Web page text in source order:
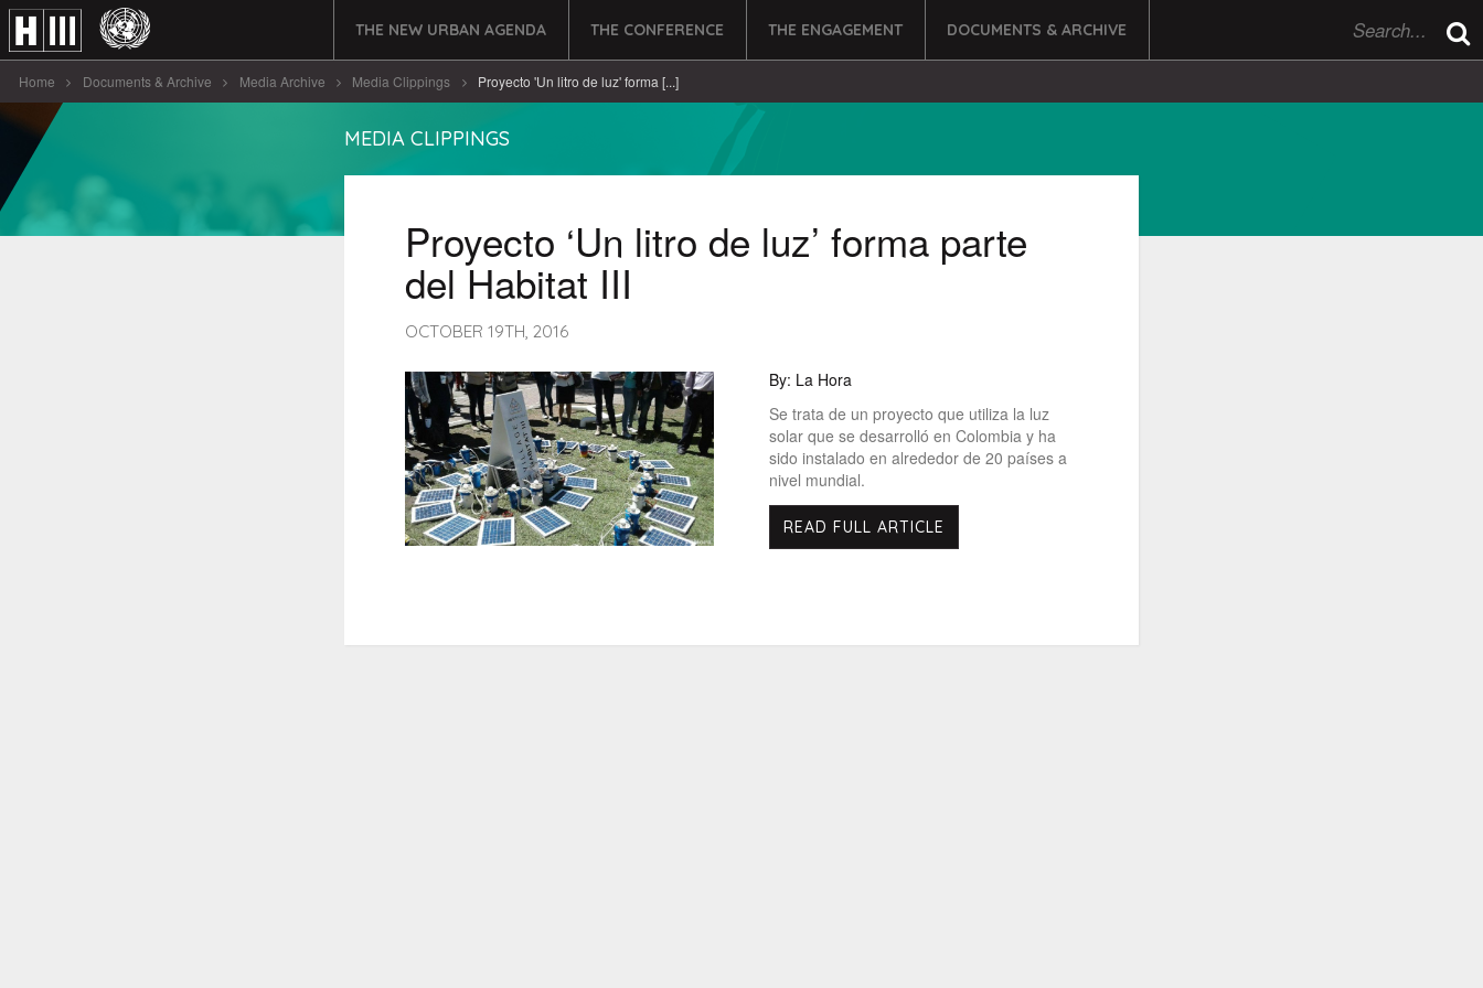
THE NEW URBAN AGENDA THE CONFERENCE THE ENGAGEMENT DOCUMENTS & ARCHIVE
Home Documents & Archive Media Archive Media Clippings Proyecto 'Un litro de luz' forma [...]
MEDIA CLIPPINGS
Proyecto ‘Un litro de luz’ forma parte
del Habitat III
OCTOBER 19TH, 2016
By: La Hora
Se trata de un proyecto que utiliza la luz
solar que se desarrolló en Colombia y ha
sido instalado en alrededor de 20 países a
nivel mundial.
READ FULL ARTICLE